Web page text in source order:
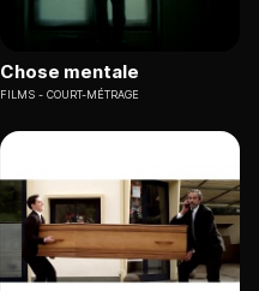
Chose mentale
FILMS COURT-MÉTRAGE